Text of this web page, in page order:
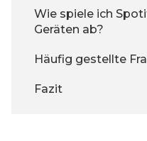
Wie spiele ich
Geräten ab?
Häufig gestellte
Fazit